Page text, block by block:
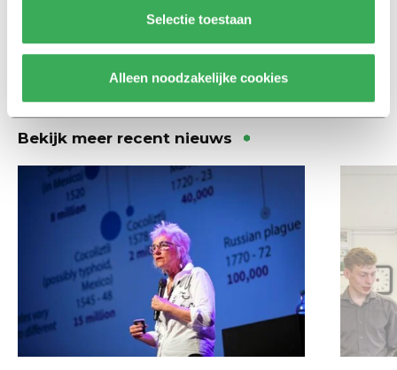
Selectie toestaan
Alleen noodzakelijke cookies
Column
Maak het onderwijs flexibel,
zodat studenten zich breder
kunnen ontwikkelen
Bekijk meer recent nieuws